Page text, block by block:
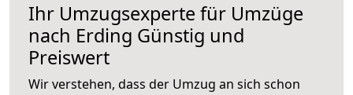
Ihr Umzugsexperte für Umzüge
nach Erding Günstig und
Preiswert
Wir verstehen, dass der Umzug an sich schon